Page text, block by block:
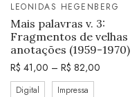
LEONIDAS HEGENBERG
Mais palavras v. 3:
Fragmentos de velhas
anotações (1959-1970)
R$ 41,00 – R$ 82,00
Digital Impressa